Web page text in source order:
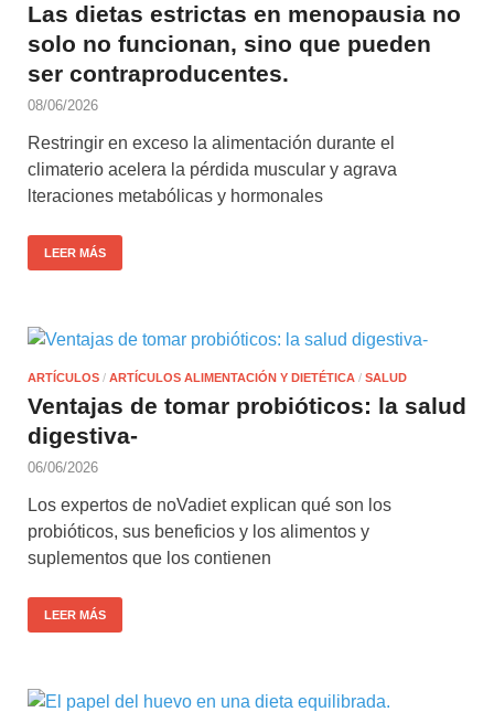
Las dietas estrictas en menopausia no
solo no funcionan, sino que pueden
ser contraproducentes.
08/06/2026
Restringir en exceso la alimentación durante el
climaterio acelera la pérdida muscular y agrava
lteraciones metabólicas y hormonales
LEER MÁS
ARTÍCULOS / ARTÍCULOS ALIMENTACIÓN Y DIETÉTICA / SALUD
Ventajas de tomar probióticos: la salud
digestiva-
06/06/2026
Los expertos de noVadiet explican qué son los
probióticos, sus beneficios y los alimentos y
suplementos que los contienen
LEER MÁS